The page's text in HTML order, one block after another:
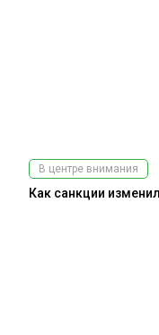
В центре внимания
Как санкции